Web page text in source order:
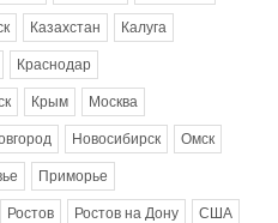
Казахстан Калуга
Краснодар
Крым Москва
Новосибирск Омск
Приморье
Ростов Ростов на Дону США